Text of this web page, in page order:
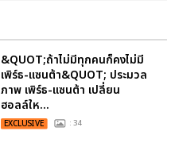
&QUOT;ถ้าไม่มีทุกคนก็คงไม่มี
เพิร์ธ-แซนต้า&QUOT; ประมวล
ภาพ เพิร์ธ-แซนต้า เปลี่ยน
ฮอลล์ให...
EXCLUSIVE : 34